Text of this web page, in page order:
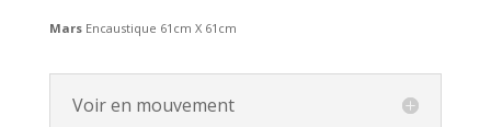
Mars Encaustique 61cm X 61cm
Voir en mouvement